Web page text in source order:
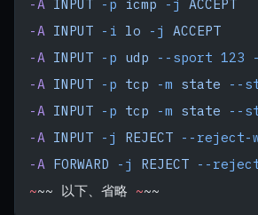
-A INPUT -p icmp -j
ACCEPT
-A INPUT -i lo -j
ACCEPT
-A INPUT -p udp --sport 123
-A INPUT -p tcp -m state --
-A INPUT -p tcp -m state --
-A INPUT -j REJECT --reject-
-A FORWARD -j REJECT --
~~~ 以下、省略 ~~~